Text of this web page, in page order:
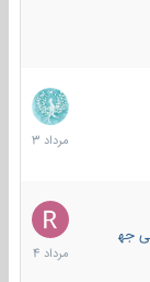
2
مرداد
1403
جهان
16
مرداد
1404